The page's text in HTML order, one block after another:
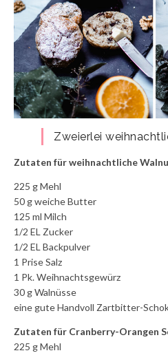
Zweierlei
Zutaten für weihnachtliche
225 g Mehl
50 g weiche Butter
125 ml Milch
1/2 EL Zucker
1/2 EL Backpulver
1 Prise Salz
1 Pk. Weihnachtsgewürz
30 g Walnüsse
eine gute Handvoll Zartbitter-
Zutaten für Cranberry-Orangen
225 g Mehl